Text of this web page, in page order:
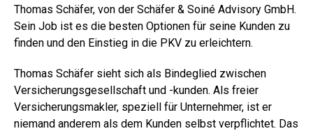
Thomas Schäfer, von der Schäfer & Soiné Advisory GmbH.
Sein Job ist es die besten Optionen für seine Kunden zu
finden und den Einstieg in die PKV zu erleichtern.
Thomas Schäfer sieht sich als Bindeglied zwischen
Versicherungsgesellschaft und -kunden. Als freier
Versicherungsmakler, speziell für Unternehmer, ist er
niemand anderem als dem Kunden selbst verpflichtet. Das